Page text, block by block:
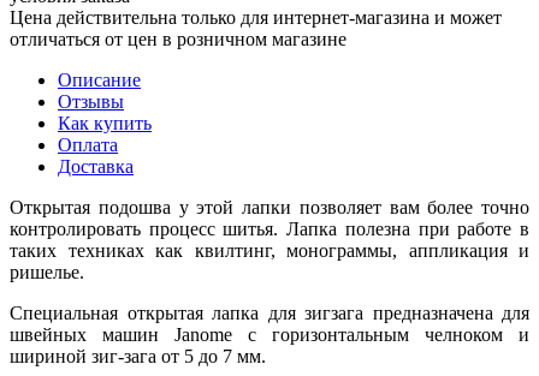
Цена действительна только для интернет-магазина и может
отличаться от цен в розничном магазине
Описание
Отзывы
Как купить
Оплата
Доставка
Открытая подошва у этой лапки позволяет вам более точно
контролировать процесс шитья. Лапка полезна при работе в
таких техниках как квилтинг, монограммы, аппликация и
ришелье.
Специальная открытая лапка для зигзага предназначена для
швейных машин Janome с горизонтальным челноком и
шириной зиг-зага от 5 до 7 мм.